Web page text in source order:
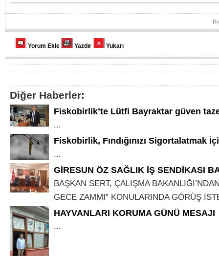
Yorum Ekle Yazdır Yukarı
Diğer Haberler:
Fiskobirlik’te Lütfi Bayraktar güven
...
Fiskobirlik, Fındığınızı Sigortalatmak
...
GİRESUN ÖZ SAĞLIK İŞ SENDİKASI
BAŞKAN SERT, ÇALIŞMA
GECE ZAMMI” KONULARINDA GÖRÜŞ
HAYVANLARI KORUMA GÜNÜ MESAJI
...